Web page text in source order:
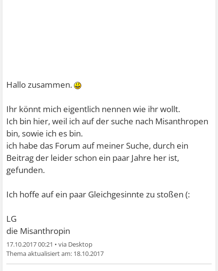
Hallo zusammen.
Ihr könnt mich eigentlich nennen wie ihr wollt.
Ich bin hier, weil ich auf der suche nach Misanthropen
bin, sowie ich es bin.
ich habe das Forum auf meiner Suche, durch ein
Beitrag der leider schon ein paar Jahre her ist,
gefunden.
Ich hoffe auf ein paar Gleichgesinnte zu stoßen (:
LG
die Misanthropin
17.10.2017 00:21 •
18.10.2017